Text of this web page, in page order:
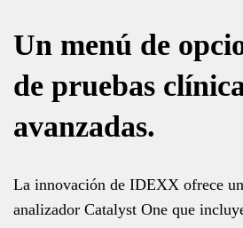
Un menú de
de pruebas
avanzadas.
La innovación de IDEXX ofrece
analizador Catalyst One que